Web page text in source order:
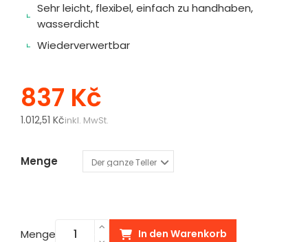
Sehr leicht, flexibel, einfach zu handhaben,
wasserdicht
Wiederverwertbar
Menge
837 Kč
1.012,51 Kčinkl. MwSt.
Menge In den Warenkorb